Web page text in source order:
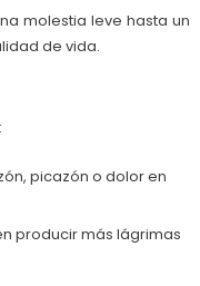
molestia leve hasta un
de vida.
picazón o dolor en
producir más lágrimas